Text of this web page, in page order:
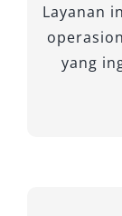
Exceed AT
antara
cukup
keperluan
dan praktis
Layanan
yang